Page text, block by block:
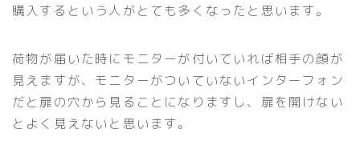
購入するという人がとても多くなったと思います。
荷物が届いた時にモニターが付いていれば相手の顔が
見えますが、モニターがついていないインターフォン
だと扉の穴から見ることになりますし、扉を開けない
とよく見えないと思います。